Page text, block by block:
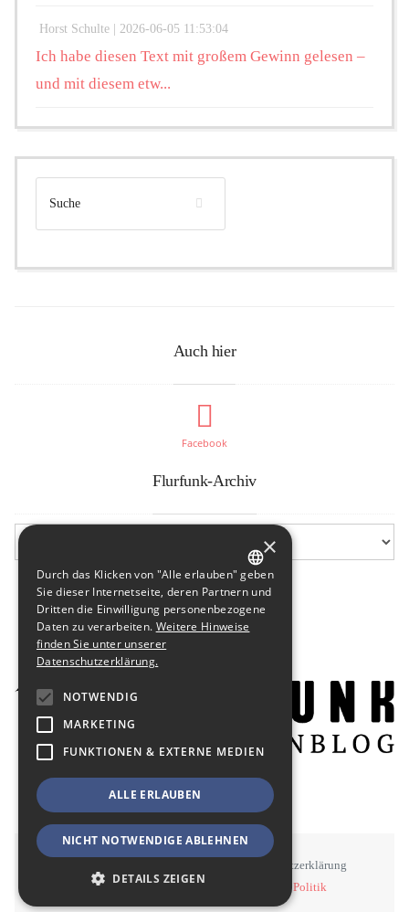
Horst Schulte | 2026-06-05 11:53:04
Ich habe diesen Text mit großem Gewinn gelesen –
und mit diesem etw...
Auch hier
Facebook
Flurfunk-Archiv
Datenschutzerklärung
©STAWOWY - Kommunikation, Medien, Politik
GERMAN
ENGLISH
×
Durch das Klicken von "Alle erlauben" geben
Sie dieser Internetseite, deren Partnern und
Dritten die Einwilligung personenbezogene
Daten zu verarbeiten. Weitere Hinweise
finden Sie unter unserer
Datenschutzerklärung.
NOTWENDIG
MARKETING
FUNKTIONEN & EXTERNE MEDIEN
ALLE ERLAUBEN
NICHT NOTWENDIGE ABLEHNEN
DETAILS ZEIGEN